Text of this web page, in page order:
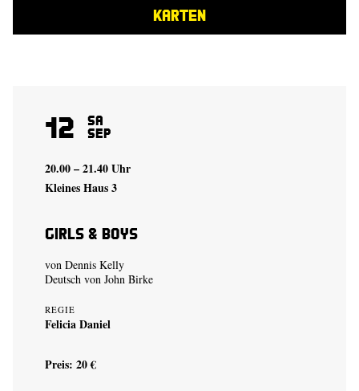
KARTEN
12 Sa
Sep
20.00 – 21.40 Uhr
Kleines Haus 3
Girls & Boys
von Dennis Kelly
Deutsch von John Birke
REGIE
Felicia Daniel
Preis: 20 €